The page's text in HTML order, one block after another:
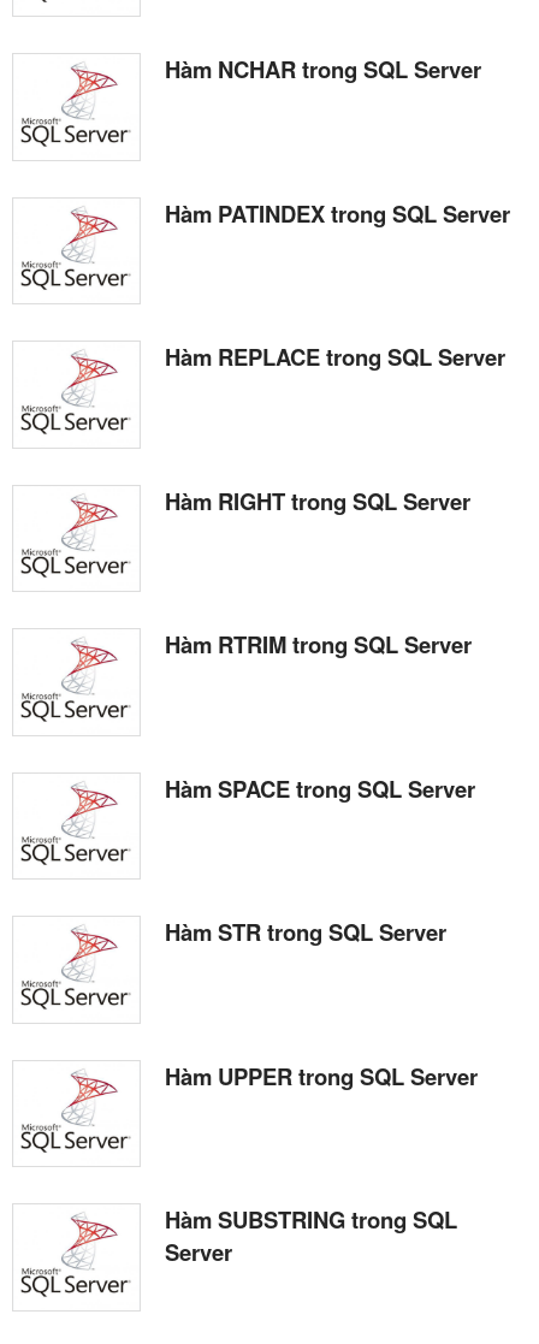
Hàm NCHAR trong SQL Server
Hàm PATINDEX trong SQL Server
Hàm REPLACE trong SQL Server
Hàm RIGHT trong SQL Server
Hàm RTRIM trong SQL Server
Hàm SPACE trong SQL Server
Hàm STR trong SQL Server
Hàm UPPER trong SQL Server
Hàm SUBSTRING trong SQL
Server